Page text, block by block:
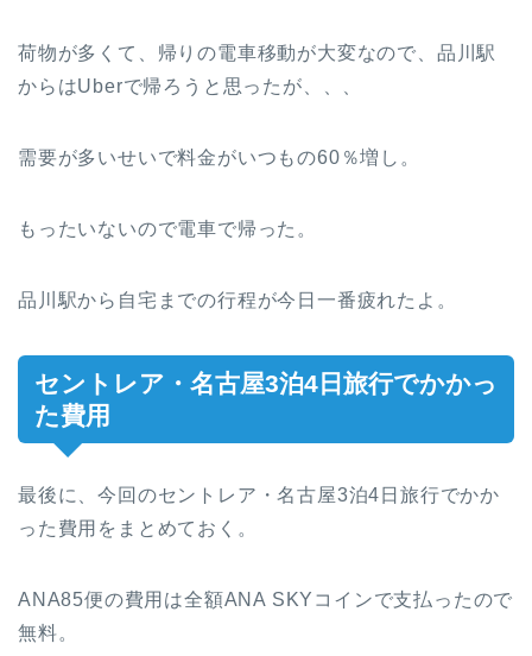
荷物が多くて、帰りの電車移動が大変なので、品川駅
からはUberで帰ろうと思ったが、、、
需要が多いせいで料金がいつもの60％増し。
もったいないので電車で帰った。
品川駅から自宅までの行程が今日一番疲れたよ。
セントレア・名古屋3泊4日旅行でかかっ
た費用
最後に、今回のセントレア・名古屋3泊4日旅行でかか
った費用をまとめておく。
ANA85便の費用は全額ANA SKYコインで支払ったので
無料。